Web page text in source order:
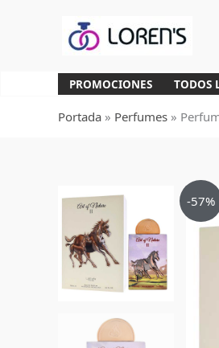
PROMOCIONES TODOS
Portada » Perfumes »
-57%